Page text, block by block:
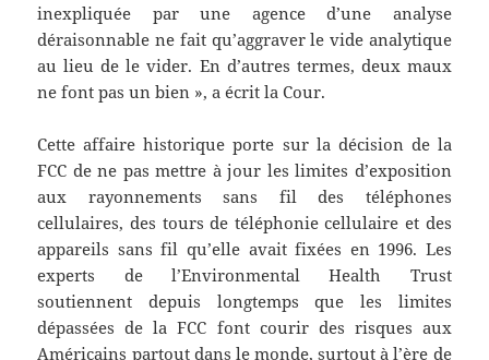
inexpliquée par une agence d’une analyse
déraisonnable ne fait qu’aggraver le vide analytique
au lieu de le vider. En d’autres termes, deux maux
ne font pas un bien », a écrit la Cour.
Cette affaire historique porte sur la décision de la
FCC de ne pas mettre à jour les limites d’exposition
aux rayonnements sans fil des téléphones
cellulaires, des tours de téléphonie cellulaire et des
appareils sans fil qu’elle avait fixées en 1996. Les
experts de l’Environmental Health Trust
soutiennent depuis longtemps que les limites
dépassées de la FCC font courir des risques aux
Américains partout dans le monde, surtout à l’ère de